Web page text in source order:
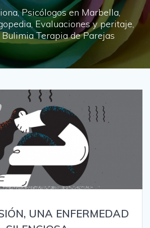
Psicólogos en Marbella,
Evaluaciones y peritaje,
Terapia de Parejas
UNA ENFERMEDAD